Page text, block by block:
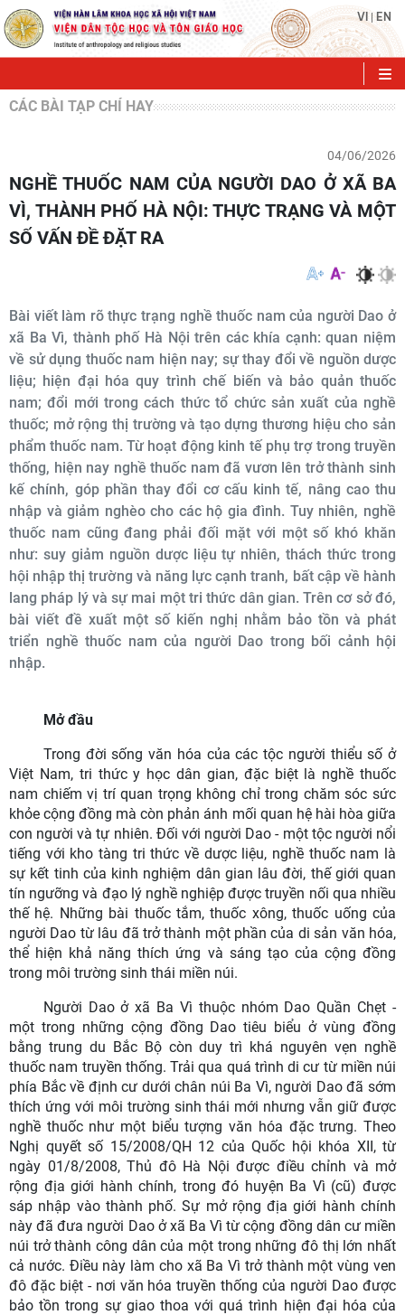
VI | EN
CÁC BÀI TẠP CHÍ HAY
04/06/2026
NGHỀ THUỐC NAM CỦA NGƯỜI DAO Ở XÃ BA
VÌ, THÀNH PHỐ HÀ NỘI: THỰC TRẠNG VÀ MỘT
SỐ VẤN ĐỀ ĐẶT RA
Bài viết làm rõ thực trạng nghề thuốc nam của người Dao ở
xã Ba Vì, thành phố Hà Nội trên các khía cạnh: quan niệm
về sử dụng thuốc nam hiện nay; sự thay đổi về nguồn dược
liệu; hiện đại hóa quy trình chế biến và bảo quản thuốc
nam; đổi mới trong cách thức tổ chức sản xuất của nghề
thuốc; mở rộng thị trường và tạo dựng thương hiệu cho sản
phẩm thuốc nam. Từ hoạt động kinh tế phụ trợ trong truyền
thống, hiện nay nghề thuốc nam đã vươn lên trở thành sinh
kế chính, góp phần thay đổi cơ cấu kinh tế, nâng cao thu
nhập và giảm nghèo cho các hộ gia đình. Tuy nhiên, nghề
thuốc nam cũng đang phải đối mặt với một số khó khăn
như: suy giảm nguồn dược liệu tự nhiên, thách thức trong
hội nhập thị trường và năng lực cạnh tranh, bất cập về hành
lang pháp lý và sự mai một tri thức dân gian. Trên cơ sở đó,
bài viết đề xuất một số kiến nghị nhằm bảo tồn và phát
triển nghề thuốc nam của người Dao trong bối cảnh hội
nhập.
Mở đầu
Trong đời sống văn hóa của các tộc người thiểu số ở
Việt Nam, tri thức y học dân gian, đặc biệt là nghề thuốc
nam chiếm vị trí quan trọng không chỉ trong chăm sóc sức
khỏe cộng đồng mà còn phản ánh mối quan hệ hài hòa giữa
con người và tự nhiên. Đối với người Dao - một tộc người nổi
tiếng với kho tàng tri thức về dược liệu, nghề thuốc nam là
sự kết tinh của kinh nghiệm dân gian lâu đời, thế giới quan
tín ngưỡng và đạo lý nghề nghiệp được truyền nối qua nhiều
thế hệ. Những bài thuốc tắm, thuốc xông, thuốc uống của
người Dao từ lâu đã trở thành một phần của di sản văn hóa,
thể hiện khả năng thích ứng và sáng tạo của cộng đồng
trong môi trường sinh thái miền núi.
Người Dao ở xã Ba Vì thuộc nhóm Dao Quần Chẹt -
một trong những cộng đồng Dao tiêu biểu ở vùng đồng
bằng trung du Bắc Bộ còn duy trì khá nguyên vẹn nghề
thuốc nam truyền thống. Trải qua quá trình di cư từ miền núi
phía Bắc về định cư dưới chân núi Ba Vì, người Dao đã sớm
thích ứng với môi trường sinh thái mới nhưng vẫn giữ được
nghề thuốc như một biểu tượng văn hóa đặc trưng. Theo
Nghị quyết số 15/2008/QH 12 của Quốc hội khóa XII, từ
ngày 01/8/2008, Thủ đô Hà Nội được điều chỉnh và mở
rộng địa giới hành chính, trong đó huyện Ba Vì (cũ) được
sáp nhập vào thành phố. Sự mở rộng địa giới hành chính
này đã đưa người Dao ở xã Ba Vì từ cộng đồng dân cư miền
núi trở thành công dân của một trong những đô thị lớn nhất
cả nước. Điều này làm cho xã Ba Vì trở thành một vùng ven
đô đặc biệt - nơi văn hóa truyền thống của người Dao được
bảo tồn trong sự giao thoa với quá trình hiện đại hóa của